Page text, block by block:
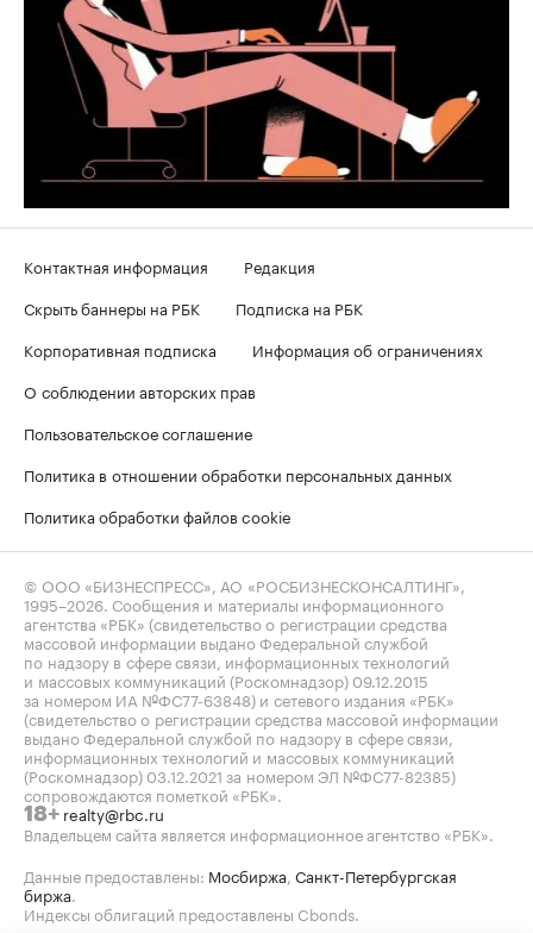
Контактная информация
Редакция
Скрыть баннеры на РБК
Подписка на РБК
Корпоративная подписка
Информация об ограничениях
О соблюдении авторских прав
Пользовательское соглашение
Политика в отношении обработки персональных данных
Политика обработки файлов cookie
© ООО «БИЗНЕСПРЕСС», АО «РОСБИЗНЕСКОНСАЛТИНГ»,
1995–2026 . Сообщения и материалы информационного
агентства «РБК» (свидетельство о регистрации средства
массовой информации выдано Федеральной службой
по надзору в сфере связи, информационных технологий
и массовых коммуникаций (Роскомнадзор) 09.12.2015
за номером ИА №ФС77-63848) и сетевого издания «РБК»
(свидетельство о регистрации средства массовой информации
выдано Федеральной службой по надзору в сфере связи,
информационных технологий и массовых коммуникаций
(Роскомнадзор) 03.12.2021 за номером ЭЛ №ФС77-82385)
сопровождаются пометкой «РБК».
18+ realty@rbc.ru
Владельцем сайта является информационное агентство «РБК».
Данные предоставлены: Мосбиржа Санкт-Петербургская
биржа
Индексы облигаций предоставлены Cbonds.